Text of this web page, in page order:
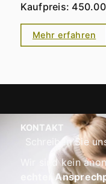
Kaufpreis:
Mehr erfahren
KONTAKT
Schreiben Sie
Wir sind kein
echter